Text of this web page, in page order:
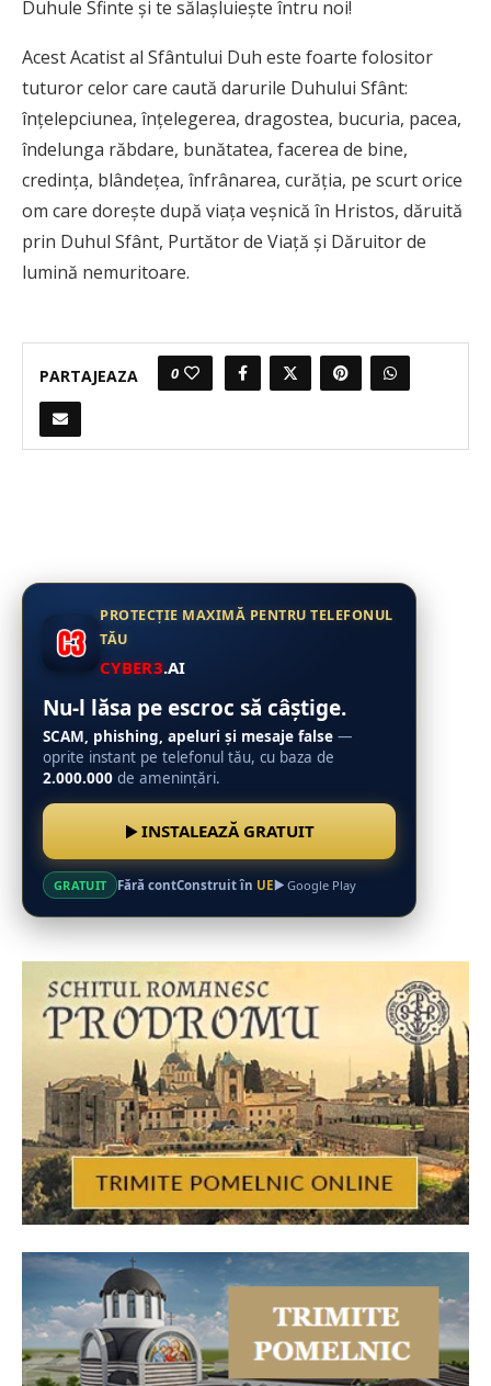
Duhule Sfinte și te sălașluiește întru noi!
Acest Acatist al Sfântului Duh este foarte folositor
tuturor celor care caută darurile Duhului Sfânt:
înțelepciunea, înțelegerea, dragostea, bucuria, pacea,
îndelunga răbdare, bunătatea, facerea de bine,
credința, blândețea, înfrânarea, curăția, pe scurt orice
om care dorește după viața veșnică în Hristos, dăruită
prin Duhul Sfânt, Purtător de Viață și Dăruitor de
lumină nemuritoare.
PARTAJEAZA 0
PROTECȚIE MAXIMĂ PENTRU TELEFONUL
TĂU
CYBER3.AI
Nu-l lăsa pe escroc să câștige.
SCAM, phishing, apeluri și mesaje false —
oprite instant pe telefonul tău, cu baza de
2.000.000 de amenințări.
INSTALEAZĂ GRATUIT
GRATUIT Fără contConstruit în UE Google Play